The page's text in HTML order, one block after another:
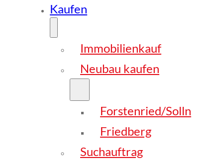
Kaufen
Immobilienkauf
Neubau kaufen
Forstenried/Solln
Friedberg
Suchauftrag